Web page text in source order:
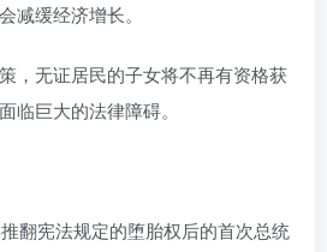
减缓经济增长。
，无证居民的子女将不再有资格获
临巨大的法律障碍。
翻宪法规定的堕胎权后的首次总统